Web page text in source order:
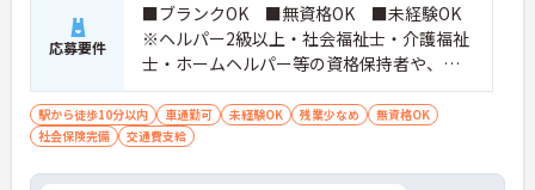
応募要件
■ブランクOK ■無資格OK ■未経験OK
※ヘルパー2級以上・社会福祉士・介護福祉
士・ホームヘルパー等の資格保持者や、福
祉系業務経験者、障害者支援施設経験者、
生活支援員、障害者支援員、就労支援員、
生活相談員等の経験歓迎
駅から徒歩10分以内 車通勤可 未経験OK 残業少なめ
無資格OK
社会保険完備
交通費支給